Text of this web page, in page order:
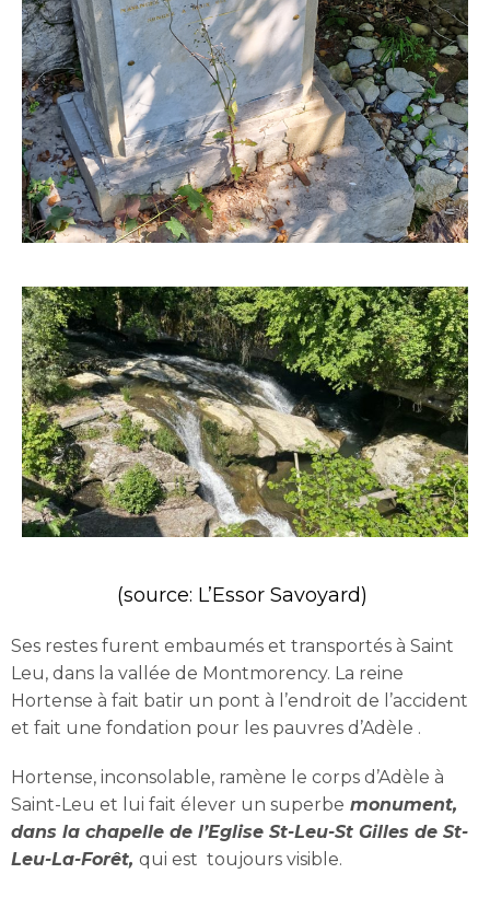
(source: L’Essor Savoyard)
Ses restes furent embaumés et transportés à Saint
Leu, dans la vallée de Montmorency. La reine
Hortense à fait batir un pont à l’endroit de l’accident
et fait une fondation pour les pauvres d’Adèle .
Hortense, inconsolable, ramène le corps d’Adèle à
Saint-Leu et lui fait élever un superbe monument,
dans la chapelle de l’Eglise St-Leu-St Gilles de St-
Leu-La-Forêt, qui est toujours visible.